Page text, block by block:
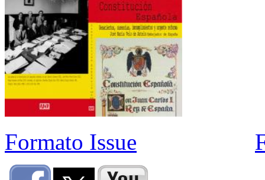
Formato Issue